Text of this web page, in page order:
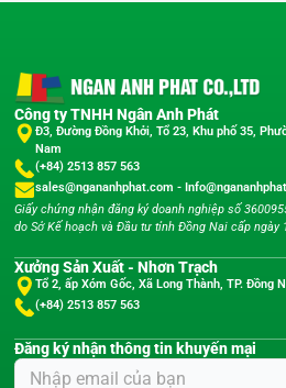
Công ty TNHH Ngân Anh Phát
Đ3, Đường Đồng Khởi, Tổ 23, Khu phố 35,
Nam
(+84) 2513 857 563
sales@ngananhphat.com -
Giấy chứng nhận đăng ký doanh nghiệp số
do Sở Kế hoạch và Đầu tư tỉnh Đồng Nai cấp ngày
Xưởng Sản Xuất - Nhơn Trạch
Tổ 2, ấp Xóm Gốc, Xã Long Thành, TP. Đồng
(+84) 2513 857 563
Đăng ký nhận thông tin khuyến mại